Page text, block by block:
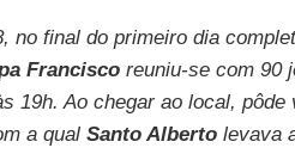
no final do primeiro dia
Franciscoreuniu-se com 90
19h. Ao chegar ao local, pôde
a qual Santo Alberto levava